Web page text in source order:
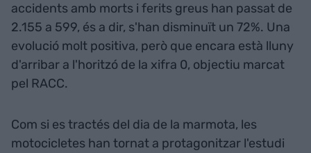
accidents amb morts i ferits greus han passat de
2.155 a 599, és a dir, s'han disminuït un 72%. Una
evolució molt positiva, però que encara està lluny
d'arribar a l'horitzó de la xifra 0, objectiu marcat
pel RACC.
Com si es tractés del dia de la marmota, les
motocicletes han tornat a protagonitzar l'estudi